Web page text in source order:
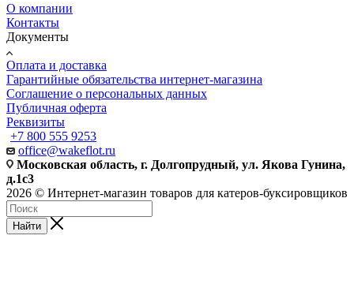
О компании
Контакты
Документы
Оплата и доставка
Гарантийные обязательства интернет-магазина
Соглашение о персональных данных
Публичная оферта
Реквизиты
+7 800 555 9253
office@wakeflot.ru
Московская область, г. Долгопрудный, ул. Якова Гунина,
д.1с3
2026 © Интернет-магазин товаров для катеров-буксировщиков
Найти